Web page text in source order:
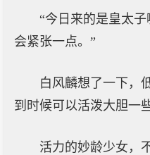
“今日来的是皇太
会紧张一点。”
白风麟想了一下，
到时候可以活泼大胆
活力的妙龄少女，